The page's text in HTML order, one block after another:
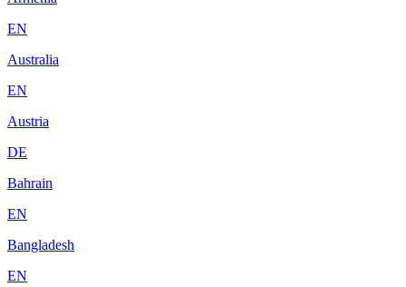
EN
Australia
EN
Austria
DE
Bahrain
EN
Bangladesh
EN